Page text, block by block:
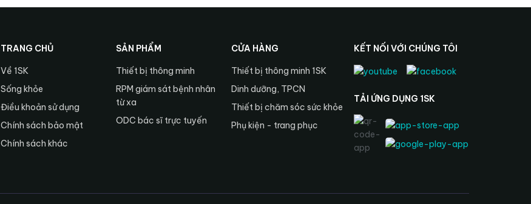
TRANG CHỦ
Về 1SK
Sống khỏe
Điều khoản sử dụng
Chính sách bảo mật
Chính sách khác
SẢN PHẨM
Thiết bị thông minh
RPM giám sát bệnh nhân
từ xa
ODC bác sĩ trực tuyến
CỬA HÀNG
Thiết bị thông minh 1SK
Dinh dưỡng, TPCN
Thiết bị chăm sóc sức khỏe
Phụ kiện - trang phục
KẾT NỐI VỚI CHÚNG TÔI
TẢI ỨNG DỤNG 1SK